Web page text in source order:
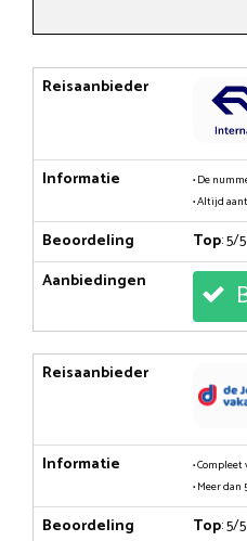
Reisaanbieder
Informatie
• De
• Altijd
Beoordeling Top: 5/5
Aanbiedingen
Reisaanbieder
Informatie
•
• Meer
Beoordeling Top: 5/5